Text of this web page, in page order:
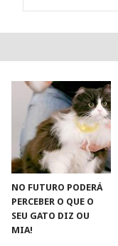
NO FUTURO PODERÁ
PERCEBER O QUE O
SEU GATO DIZ OU
MIA!